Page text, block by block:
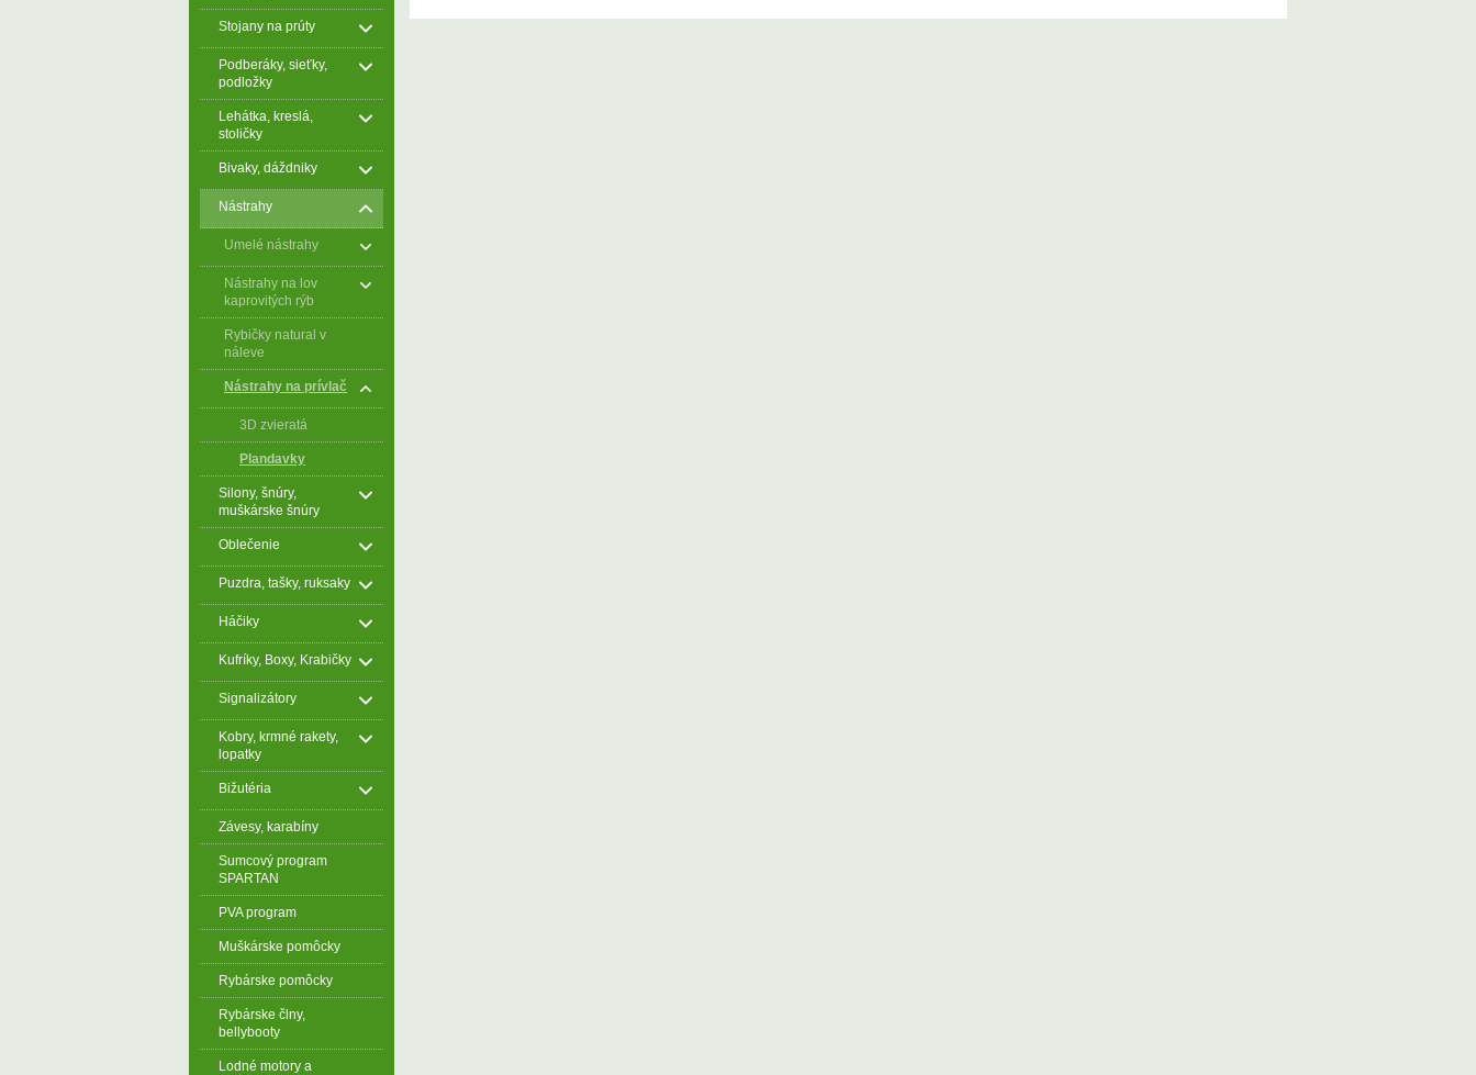
Stojany na prúty
Podberáky, sieťky,
podložky
Lehátka, kreslá,
stoličky
Bivaky, dáždniky
Nástrahy
Umelé nástrahy
Nástrahy na lov
kaprovitých rýb
Rybičky natural v
náleve
Nástrahy na prívlač
3D zvieratá
Plandavky
Silony, šnúry,
muškárske šnúry
Oblečenie
Puzdra, tašky, ruksaky
Háčiky
Kufríky, Boxy, Krabičky
Signalizátory
Kobry, krmné rakety,
lopatky
Bižutéria
Závesy, karabíny
Sumcový program
SPARTAN
PVA program
Muškárske pomôcky
Rybárske pomôcky
Rybárske člny,
bellybooty
Lodné motory a